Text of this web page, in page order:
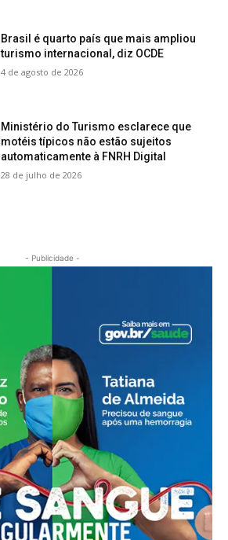
Brasil é quarto país que mais ampliou
turismo internacional, diz OCDE
4 de agosto de 2026
Ministério do Turismo esclarece que
motéis típicos não estão sujeitos
automaticamente à FNRH Digital
28 de julho de 2026
- Publicidade -